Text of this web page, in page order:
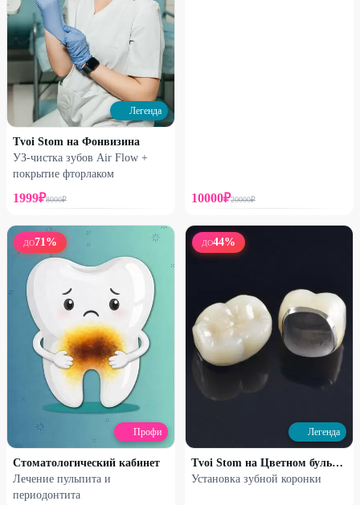
Легенда
Tvoi Stom на Фонвизина
УЗ-чистка зубов Air Flow +
покрытие фторлаком
1999₽8000₽ 10000₽20000₽
ДО71 %
Профи
Стоматологический кабинет
Лечение пульпита и
периодонтита
ДО44%
Легенда
Tvoi Stom на Цветном бульваре
Установка зубной коронки